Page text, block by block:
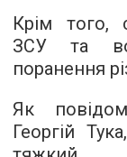
Крім того,
ЗСУ та
поранення
Як
Георгій